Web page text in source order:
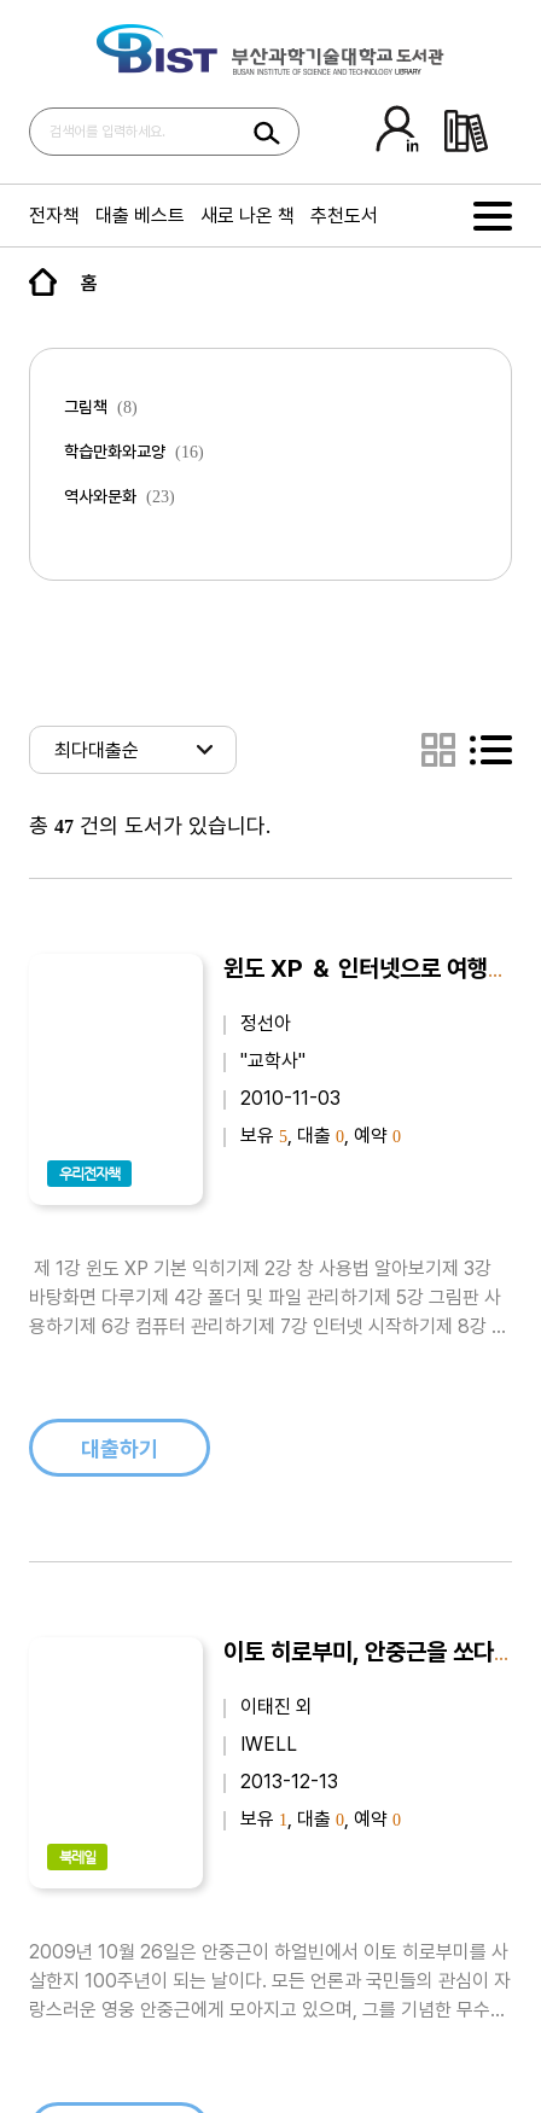
전자책 대출 베스트 새로 나온 책 추천도서
홈
그림책 (8)
학습만화와교양 (16)
역사와문화 (23)
총 47 건의 도서가 있습니다.
우리전자책
윈도 XP ＆ 인터넷으로 여행하기 : Ok Click 시리즈 02
정선아
"교학사"
2010-11-03
보유 5, 대출 0, 예약 0
제 1강 윈도 XP 기본 익히기제 2강 창 사용법 알아보기제 3강
바탕화면 다루기제 4강 폴더 및 파일 관리하기제 5강 그림판 사
용하기제 6강 컴퓨터 관리하기제 7강 인터넷 시작하기제 8강 인
기제 13강 바이러스 및 스파이웨어 치료하기제 14강 블로그 만
들기제 1..대출하기
북레일
이토 히로부미, 안중근을 쏘다 : 단편 역사소설
이태진 외
IWELL
2013-12-13
보유 1, 대출 0, 예약 0
2009년 10월 26일은 안중근이 하얼빈에서 이토 히로부미를 사
살한지 100주년이 되는 날이다. 모든 언론과 국민들의 관심이 자
랑스러운 영웅 안중근에게 모아지고 있으며, 그를 기념한 무수히
낼 수 없었던 처절한 역사가 숨어있다는 것을……. 하얼빈 거사